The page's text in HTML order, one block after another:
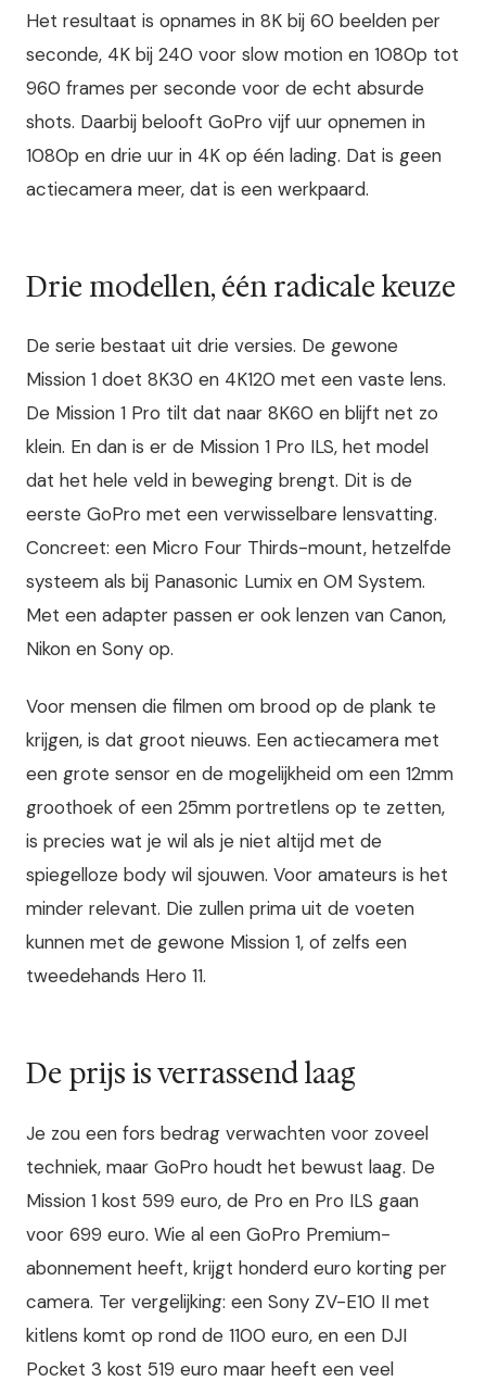
Het resultaat is opnames in 8K bij 60 beelden per
seconde, 4K bij 240 voor slow motion en 1080p tot
960 frames per seconde voor de echt absurde
shots. Daarbij belooft GoPro vijf uur opnemen in
1080p en drie uur in 4K op één lading. Dat is geen
actiecamera meer, dat is een werkpaard.
Drie modellen, één radicale keuze
De serie bestaat uit drie versies. De gewone
Mission 1 doet 8K30 en 4K120 met een vaste lens.
De Mission 1 Pro tilt dat naar 8K60 en blijft net zo
klein. En dan is er de Mission 1 Pro ILS, het model
dat het hele veld in beweging brengt. Dit is de
eerste GoPro met een verwisselbare lensvatting.
Concreet: een Micro Four Thirds-mount, hetzelfde
systeem als bij Panasonic Lumix en OM System.
Met een adapter passen er ook lenzen van Canon,
Nikon en Sony op.
Voor mensen die filmen om brood op de plank te
krijgen, is dat groot nieuws. Een actiecamera met
een grote sensor en de mogelijkheid om een 12mm
groothoek of een 25mm portretlens op te zetten,
is precies wat je wil als je niet altijd met de
spiegelloze body wil sjouwen. Voor amateurs is het
minder relevant. Die zullen prima uit de voeten
kunnen met de gewone Mission 1, of zelfs een
tweedehands Hero 11.
De prijs is verrassend laag
Je zou een fors bedrag verwachten voor zoveel
techniek, maar GoPro houdt het bewust laag. De
Mission 1 kost 599 euro, de Pro en Pro ILS gaan
voor 699 euro. Wie al een GoPro Premium-
abonnement heeft, krijgt honderd euro korting per
camera. Ter vergelijking: een Sony ZV-E10 II met
kitlens komt op rond de 1100 euro, en een DJI
Pocket 3 kost 519 euro maar heeft een veel